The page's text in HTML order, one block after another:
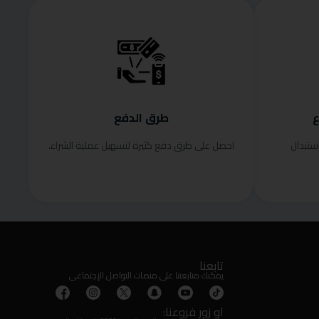
طرق الدفع
احصل على طرق دفع كثيرة لتسهيل عملية الشراء.
تابعنا
يمكنك متابعتنا على منصات التواصل الإجتماعى
او زور فروعنا: